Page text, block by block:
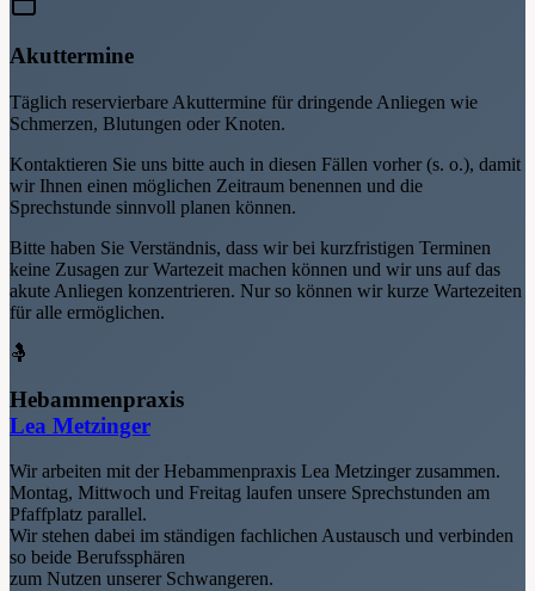
Akuttermine
Täglich reservierbare Akuttermine für dringende Anliegen wie
Schmerzen, Blutungen oder Knoten.
Kontaktieren Sie uns bitte auch in diesen Fällen vorher (s. o.), damit
wir Ihnen einen möglichen Zeitraum benennen und die
Sprechstunde sinnvoll planen können.
Bitte haben Sie Verständnis, dass wir bei kurzfristigen Terminen
keine Zusagen zur Wartezeit machen können und wir uns auf das
akute Anliegen konzentrieren. Nur so können wir kurze Wartezeiten
für alle ermöglichen.
🤱
Hebammenpraxis
Lea Metzinger
Wir arbeiten mit der Hebammenpraxis Lea Metzinger zusammen.
Montag, Mittwoch und Freitag laufen unsere Sprechstunden am
Pfaffplatz parallel.
Wir stehen dabei im ständigen fachlichen Austausch und verbinden
so beide Berufssphären
zum Nutzen unserer Schwangeren.